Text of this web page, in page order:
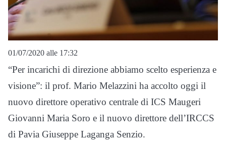
01/07/2020 alle 17:32
“Per incarichi di direzione abbiamo scelto esperienza e
visione”: il prof. Mario Melazzini ha accolto oggi il
nuovo direttore operativo centrale di ICS Maugeri
Giovanni Maria Soro e il nuovo direttore dell’IRCCS
di Pavia Giuseppe Laganga Senzio.